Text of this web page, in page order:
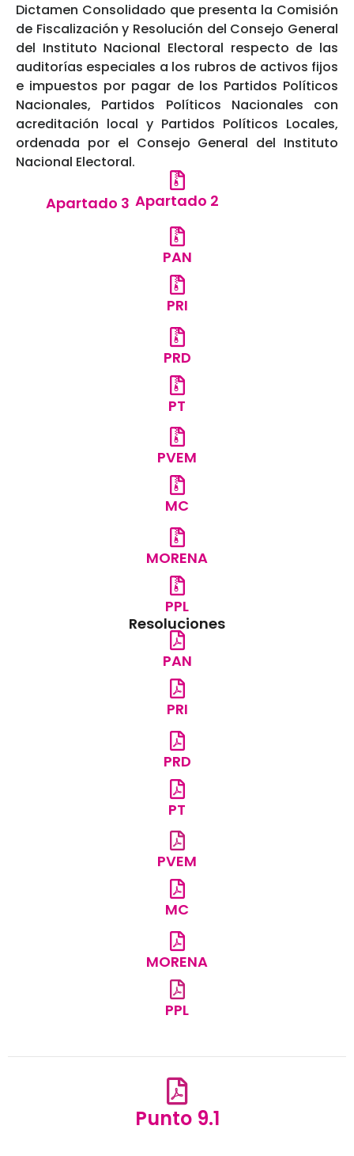
Dictamen Consolidado que presenta la Comisión
de Fiscalización y Resolución del Consejo General
del Instituto Nacional Electoral respecto de las
auditorías especiales a los rubros de activos fijos
e impuestos por pagar de los Partidos Políticos
Nacionales, Partidos Políticos Nacionales con
acreditación local y Partidos Políticos Locales,
ordenada por el Consejo General del Instituto
Nacional Electoral.
Apartado 2
Apartado 3
PAN
PRI
PRD
PT
PVEM
MC
MORENA
PPL
Resoluciones
PAN
PRI
PRD
PT
PVEM
MC
MORENA
PPL
Punto 9.1